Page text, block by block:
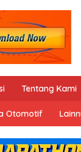
Tentang Kami
Otomotif